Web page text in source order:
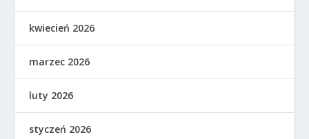
kwiecień 2026
marzec 2026
luty 2026
styczeń 2026